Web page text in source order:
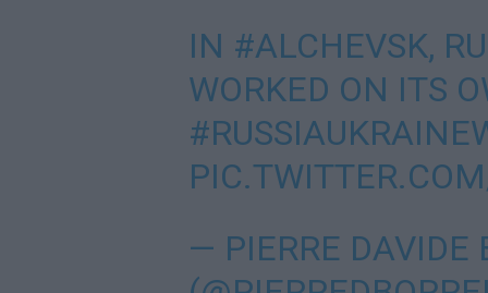
IN #ALCHEVSK,
WORKED ON ITS
— PIERRE DAVIDE